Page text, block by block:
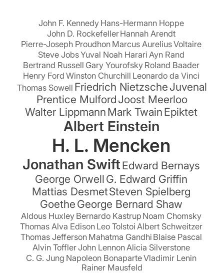
John F. Kennedy Hans-Hermann Hoppe
John D. RockefellerHannah Arendt
Pierre-Joseph Proudhon Marcus AureliusVoltaire
Steve JobsYuval Noah Harari Ayn Rand
Bertrand Russell Gary Yourofsky Roland Baader
Henry Ford Winston Churchill Leonardo da Vinci
Thomas Sowell Friedrich NietzscheJuvenal
Prentice MulfordJoost Meerloo
Walter LippmannMark TwainEpiktet
Albert Einstein
H. L. Mencken
Jonathan SwiftEdward Bernays
George OrwellG. Edward Griffin
Mattias DesmetSteven Spielberg
GoetheGeorge Bernard Shaw
Aldous Huxley Bernardo Kastrup Noam Chomsky
Thomas Alva Edison Leo Tolstoi Albert Schweitzer
Thomas Jefferson Mahatma Gandhi Blaise Pascal
Alvin TofflerJohn LennonAlicia Silverstone
C. G. Jung Napoleon BonaparteVladimir Lenin
Rainer Mausfeld